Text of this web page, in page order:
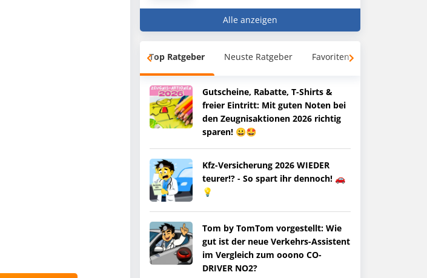
Alle anzeigen
Top Ratgeber Neuste Ratgeber Favoriten
Gutscheine, Rabatte, T-Shirts &
freier Eintritt: Mit guten Noten bei
den Zeugnisaktionen 2026 richtig
sparen! 😀🤩
Kfz-Versicherung 2026 WIEDER
teurer!? - So spart ihr dennoch! 🚗
💡
Tom by TomTom vorgestellt: Wie
gut ist der neue Verkehrs-Assistent
im Vergleich zum ooono CO-
DRIVER NO2?